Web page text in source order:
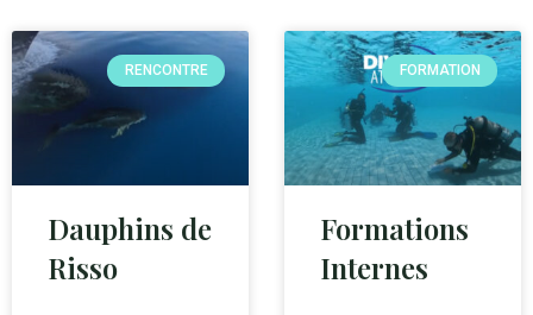
RENCONTRE
Dauphins de
Risso
FORMATION
Formations
Internes